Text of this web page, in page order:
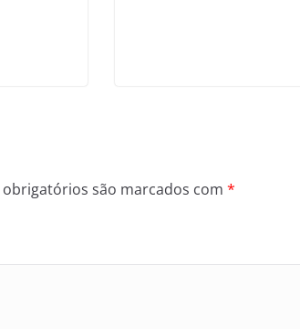
obrigatórios são marcados com *